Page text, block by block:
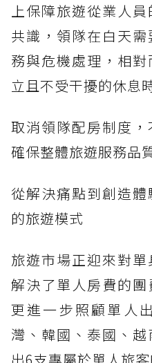
上保障旅遊從業人
共識，領隊在白天
務與危機處理，相
立且不受干擾的休息
取消領隊配房制度
確保整體旅遊服務品
從解決痛點到創造
的旅遊模式
旅遊市場正迎來對單
解決了單人房費的團
更進一步照顧單人
灣、韓國、泰國、